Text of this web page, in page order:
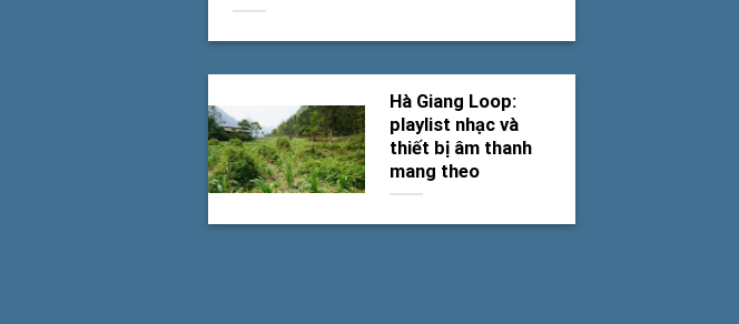
Hà Giang Loop:
playlist nhạc và
thiết bị âm thanh
mang theo